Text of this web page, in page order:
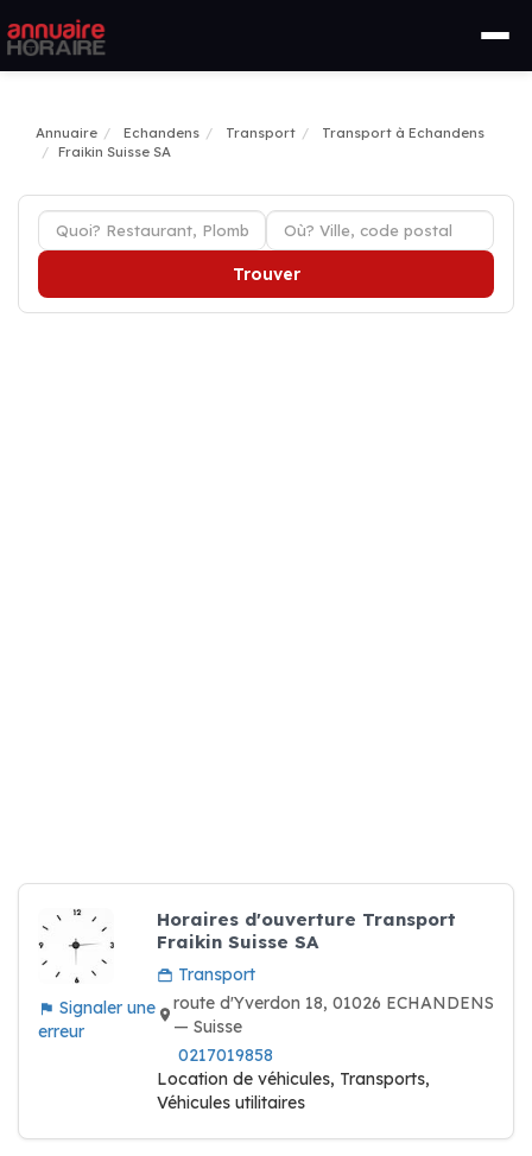
Annuaire Echandens Transport
Transport à Echandens
Fraikin Suisse SA
Trouver
Signaler une
erreur
Horaires d'ouverture Transport
Fraikin Suisse SA
Transport
route d'Yverdon 18, 01026 ECHANDENS
— Suisse
0217019858
Location de véhicules, Transports,
Véhicules utilitaires